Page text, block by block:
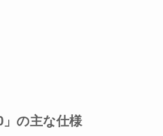
」の主な仕様